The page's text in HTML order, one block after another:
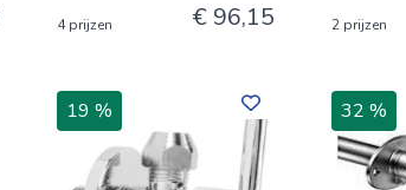
4 prijzen € 96,15 2 prijzen
19 % 32 %